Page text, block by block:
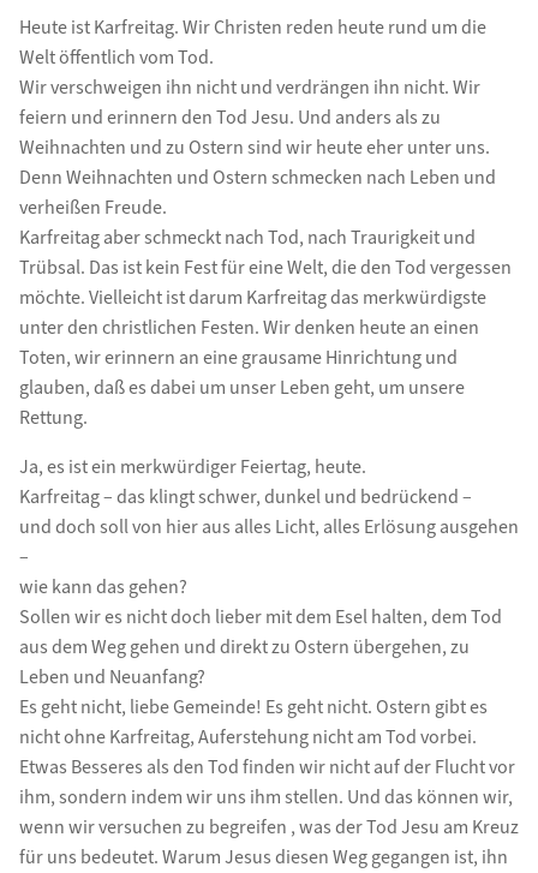
Heute ist Karfreitag. Wir Christen reden heute rund um die
Welt öffentlich vom Tod.
Wir verschweigen ihn nicht und verdrängen ihn nicht. Wir
feiern und erinnern den Tod Jesu. Und anders als zu
Weihnachten und zu Ostern sind wir heute eher unter uns.
Denn Weihnachten und Ostern schmecken nach Leben und
verheißen Freude.
Karfreitag aber schmeckt nach Tod, nach Traurigkeit und
Trübsal. Das ist kein Fest für eine Welt, die den Tod vergessen
möchte. Vielleicht ist darum Karfreitag das merkwürdigste
unter den christlichen Festen. Wir denken heute an einen
Toten, wir erinnern an eine grausame Hinrichtung und
glauben, daß es dabei um unser Leben geht, um unsere
Rettung.
Ja, es ist ein merkwürdiger Feiertag, heute.
Karfreitag – das klingt schwer, dunkel und bedrückend –
und doch soll von hier aus alles Licht, alles Erlösung ausgehen
–
wie kann das gehen?
Sollen wir es nicht doch lieber mit dem Esel halten, dem Tod
aus dem Weg gehen und direkt zu Ostern übergehen, zu
Leben und Neuanfang?
Es geht nicht, liebe Gemeinde! Es geht nicht. Ostern gibt es
nicht ohne Karfreitag, Auferstehung nicht am Tod vorbei.
Etwas Besseres als den Tod finden wir nicht auf der Flucht vor
ihm, sondern indem wir uns ihm stellen. Und das können wir,
wenn wir versuchen zu begreifen , was der Tod Jesu am Kreuz
für uns bedeutet. Warum Jesus diesen Weg gegangen ist, ihn